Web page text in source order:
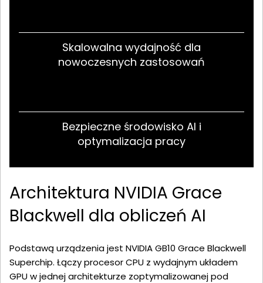
Skalowalna wydajność dla
nowoczesnych zastosowań
Bezpieczne środowisko AI i
optymalizacja pracy
Architektura NVIDIA Grace
Blackwell dla obliczeń AI
Podstawą urządzenia jest NVIDIA GB10 Grace Blackwell
Superchip. Łączy procesor CPU z wydajnym układem
GPU w jednej architekturze zoptymalizowanej pod